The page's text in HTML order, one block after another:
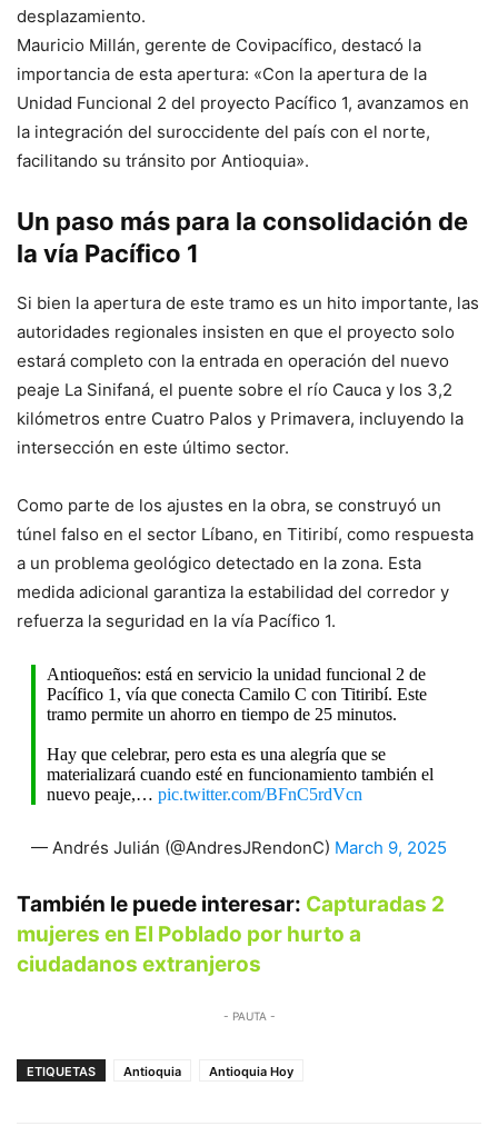
desplazamiento.
Mauricio Millán, gerente de Covipacífico, destacó la
importancia de esta apertura: «Con la apertura de la
Unidad Funcional 2 del proyecto Pacífico 1, avanzamos en
la integración del suroccidente del país con el norte,
facilitando su tránsito por Antioquia».
Un paso más para la consolidación de
la vía Pacífico 1
Si bien la apertura de este tramo es un hito importante, las
autoridades regionales insisten en que el proyecto solo
estará completo con la entrada en operación del nuevo
peaje La Sinifaná, el puente sobre el río Cauca y los 3,2
kilómetros entre Cuatro Palos y Primavera, incluyendo la
intersección en este último sector.
Como parte de los ajustes en la obra, se construyó un
túnel falso en el sector Líbano, en Titiribí, como respuesta
a un problema geológico detectado en la zona. Esta
medida adicional garantiza la estabilidad del corredor y
refuerza la seguridad en la vía Pacífico 1.
Antioqueños: está en servicio la unidad funcional 2 de
Pacífico 1, vía que conecta Camilo C con Titiribí. Este
tramo permite un ahorro en tiempo de 25 minutos.
Hay que celebrar, pero esta es una alegría que se
materializará cuando esté en funcionamiento también el
nuevo peaje,… pic.twitter.com/BFnC5rdVcn
— Andrés Julián (@AndresJRendonC) March 9, 2025
También le puede interesar: Capturadas 2
mujeres en El Poblado por hurto a
ciudadanos extranjeros
- PAUTA -
ETIQUETAS Antioquia Antioquia Hoy